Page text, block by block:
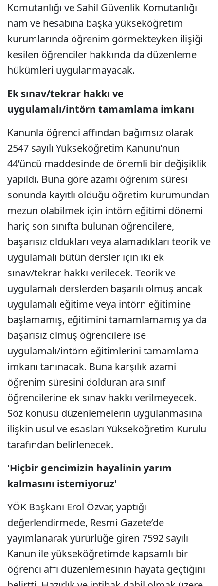
Komutanlığı ve Sahil Güvenlik Komutanlığı
nam ve hesabına başka yükseköğretim
kurumlarında öğrenim görmekteyken ilişiği
kesilen öğrenciler hakkında da düzenleme
hükümleri uygulanmayacak.
Ek sınav/tekrar hakkı ve
uygulamalı/intörn tamamlama imkanı
Kanunla öğrenci affından bağımsız olarak
2547 sayılı Yükseköğretim Kanunu’nun
44’üncü maddesinde de önemli bir değişiklik
yapıldı. Buna göre azami öğrenim süresi
sonunda kayıtlı olduğu öğretim kurumundan
mezun olabilmek için intörn eğitimi dönemi
hariç son sınıfta bulunan öğrencilere,
başarısız oldukları veya alamadıkları teorik ve
uygulamalı bütün dersler için iki ek
sınav/tekrar hakkı verilecek. Teorik ve
uygulamalı derslerden başarılı olmuş ancak
uygulamalı eğitime veya intörn eğitimine
başlamamış, eğitimini tamamlamamış ya da
başarısız olmuş öğrencilere ise
uygulamalı/intörn eğitimlerini tamamlama
imkanı tanınacak. Buna karşılık azami
öğrenim süresini dolduran ara sınıf
öğrencilerine ek sınav hakkı verilmeyecek.
Söz konusu düzenlemelerin uygulanmasına
ilişkin usul ve esasları Yükseköğretim Kurulu
tarafından belirlenecek.
'Hiçbir gencimizin hayalinin yarım
kalmasını istemiyoruz'
YÖK Başkanı Erol Özvar, yaptığı
değerlendirmede, Resmi Gazete’de
yayımlanarak yürürlüğe giren 7592 sayılı
Kanun ile yükseköğretimde kapsamlı bir
öğrenci affı düzenlemesinin hayata geçtiğini